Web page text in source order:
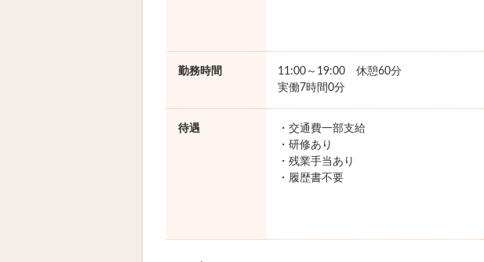
勤務時間
11:00～19:00 休憩60分
実働7時間0分
待遇
・交通費一部支給
・研修あり
・残業手当あり
・履歴書不要